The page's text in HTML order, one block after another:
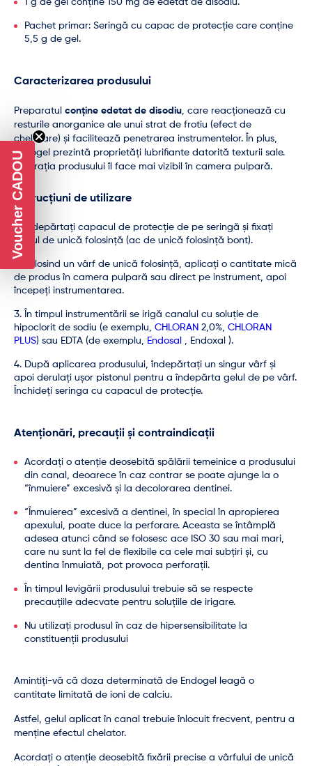
1 g de gel conține 150 mg de edetat de disodiu.
Pachet primar: Seringă cu capac de protecție care conține
5,5 g de gel.
Caracterizarea produsului
Preparatul conține edetat de disodiu, care reacționează cu
resturile anorganice ale unui strat de frotiu (efect de
chelatare) și facilitează penetrarea instrumentelor. În plus,
Endogel prezintă proprietăți lubrifiante datorită texturii sale.
Colorația produsului îl face mai vizibil în camera pulpară.
Instrucțiuni de utilizare
Îndepărtați capacul de protecție de pe seringă și fixați
vârful de unică folosință (ac de unică folosință bont).
Folosind un vârf de unică folosință, aplicați o cantitate mică
de produs în camera pulpară sau direct pe instrument, apoi
începeți instrumentarea.
În timpul instrumentării se irigă canalul cu soluție de
hipoclorit de sodiu (e exemplu, CHLORAN 2,0%, CHLORAN
PLUS) sau EDTA (de exemplu, Endosal , Endoxal ).
După aplicarea produsului, îndepărtați un singur vârf și
apoi derulați ușor pistonul pentru a îndepărta gelul de pe vârf.
Închideți seringa cu capacul de protecție.
Atenționări, precauții și contraindicații
Acordați o atenție deosebită spălării temeinice a produsului
din canal, deoarece în caz contrar se poate ajunge la o
“înmuiere” excesivă și la decolorarea dentinei.
“Înmuierea” excesivă a dentinei, în special în apropierea
apexului, poate duce la perforare. Aceasta se întâmplă
adesea atunci când se folosesc ace ISO 30 sau mai mari,
care nu sunt la fel de flexibile ca cele mai subțiri și, cu
dentina înmuiată, pot provoca perforații.
În timpul levigării produsului trebuie să se respecte
precauțiile adecvate pentru soluțiile de irigare.
Nu utilizați produsul în caz de hipersensibilitate la
constituenții produsului
Amintiți-vă că doza determinată de Endogel leagă o
cantitate limitată de ioni de calciu.
Astfel, gelul aplicat în canal trebuie înlocuit frecvent, pentru a
menține efectul chelator.
Acordați o atenție deosebită fixării precise a vârfului de unică
Voucher CADOU